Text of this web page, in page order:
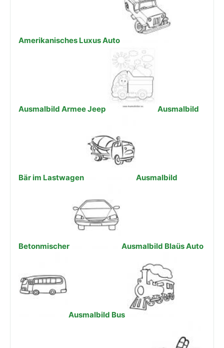
Amerikanisches Luxus Auto
Ausmalbild Armee Jeep Ausmalbild
Bär im Lastwagen Ausmalbild
Betonmischer Ausmalbild Blaüs Auto
Ausmalbild Bus